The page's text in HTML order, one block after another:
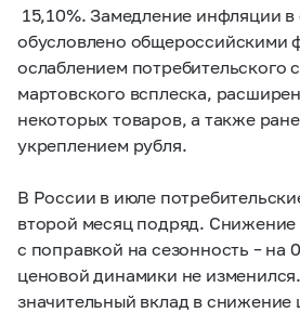
15,10%. Замедление инфляции в
обусловлено общероссийскими
ослаблением потребительского
мартовского всплеска,
некоторых товаров, а также
укреплением рубля.
В России в июле
второй месяц подряд. Снижение
с поправкой на сезонность – на
ценовой динамики не
значительный вклад в снижение